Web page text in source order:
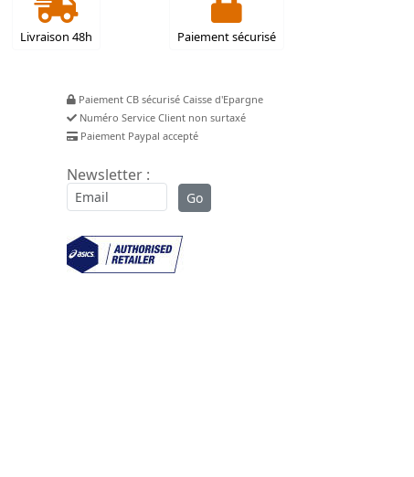
Livraison 48h Paiement sécurisé
Paiement CB sécurisé Caisse d'Epargne
Numéro Service Client non surtaxé
Paiement Paypal accepté
Newsletter :